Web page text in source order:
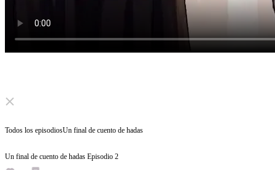
Click to unmute
Todos los episodiosUn final de cuento de hadas
Un final de cuento de hadas Episodio 2